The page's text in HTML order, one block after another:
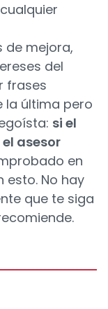
de mejora,
del
frases
la última pero
si el
asesor
en
esto. No hay
que te siga